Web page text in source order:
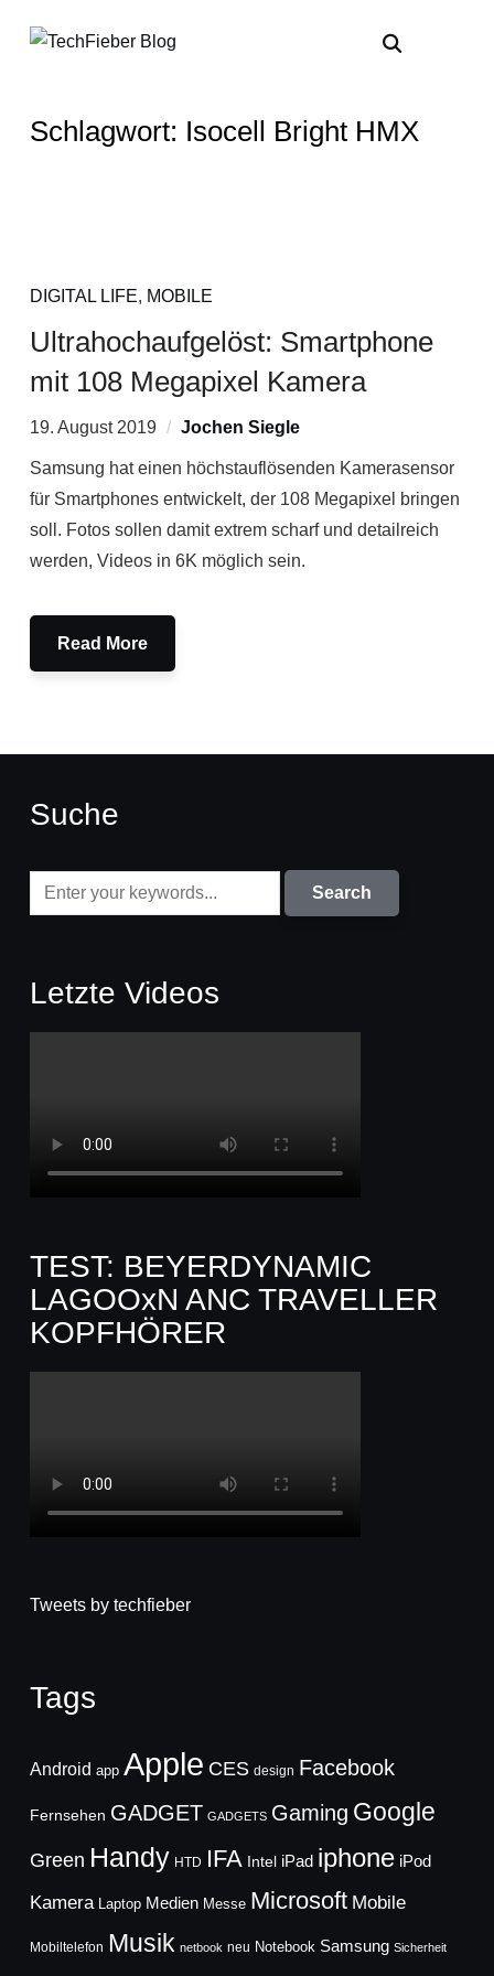
Schlagwort: Isocell Bright HMX
DIGITAL LIFE, MOBILE
Ultrahochaufgelöst: Smartphone
mit 108 Megapixel Kamera
19. August 2019 Jochen Siegle
Samsung hat einen höchstauflösenden Kamerasensor
für Smartphones entwickelt, der 108 Megapixel bringen
soll. Fotos sollen damit extrem scharf und detailreich
werden, Videos in 6K möglich sein.
Read More
Suche
Letzte Videos
TEST: BEYERDYNAMIC
LAGOOxN ANC TRAVELLER
KOPFHÖRER
Tweets by techfieber
Tags
Android app Apple CES design Facebook
Fernsehen GADGET GADGETS Gaming Google
Green Handy HTD IFA Intel iPad iphone iPod
Kamera Laptop Medien Messe Microsoft Mobile
Mobiltelefon Musik netbook neu Notebook Samsung Sicherheit